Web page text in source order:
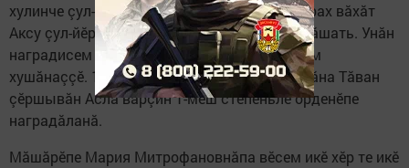
хулинче çул-йӗр мастерне вӗренсе тухса вăрах вăхăт
Аксу çул-йӗр участокӗнче мастер пулса тăрăшать. Унăн
наградисем çумне нумай юбилей медалӗсем
хушăнаççӗ. 1985 çулхи апрелӗн 6-мӗшӗнче ăна Тăван
çӗршывăн Аслă вăрçин 1-мӗш степеньлӗ орденӗпе
наградăланă.
Мăшăрӗпе Мария Митрофановнăпа вӗсем икӗ хӗр те икӗ